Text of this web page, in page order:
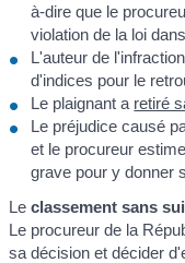
à-dire que le
violation de la loi
L'auteur de
d'indices pour le
Le plaignant a retiré
Le préjudice causé
et le procureur
grave pour y donner
Leclassement sans
Le procureur de la
sa décision et décider